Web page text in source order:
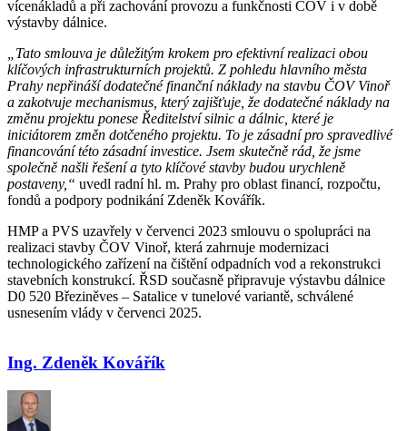
vícenákladů a při zachování provozu a funkčnosti ČOV i v době
výstavby dálnice.
„Tato smlouva je důležitým krokem pro efektivní realizaci obou
klíčových infrastrukturních projektů. Z pohledu hlavního města
Prahy nepřináší dodatečné finanční náklady na stavbu ČOV Vinoř
a zakotvuje mechanismus, který zajišťuje, že dodatečné náklady na
změnu projektu ponese Ředitelství silnic a dálnic, které je
iniciátorem změn dotčeného projektu. To je zásadní pro spravedlivé
financování této zásadní investice. Jsem skutečně rád, že jsme
společně našli řešení a tyto klíčové stavby budou urychleně
postaveny,“ uvedl radní hl. m. Prahy pro oblast financí, rozpočtu,
fondů a podpory podnikání Zdeněk Kovářík.
HMP a PVS uzavřely v červenci 2023 smlouvu o spolupráci na
realizaci stavby ČOV Vinoř, která zahrnuje modernizaci
technologického zařízení na čištění odpadních vod a rekonstrukci
stavebních konstrukcí. ŘSD současně připravuje výstavbu dálnice
D0 520 Březiněves – Satalice v tunelové variantě, schválené
usnesením vlády v červenci 2025.
Ing. Zdeněk Kovářík